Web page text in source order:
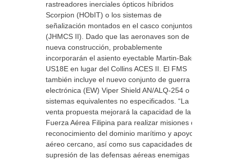
rastreadores inerciales ópticos híbridos
Scorpion (HObIT) o los sistemas de
señalización montados en el casco conjuntos II
(JHMCS II). Dado que las aeronaves son de
nueva construcción, probablemente
incorporarán el asiento eyectable Martin-Baker
US18E en lugar del Collins ACES II. El FMS
también incluye el nuevo conjunto de guerra
electrónica (EW) Viper Shield AN/ALQ-254 o
sistemas equivalentes no especificados. “La
venta propuesta mejorará la capacidad de la
Fuerza Aérea Filipina para realizar misiones de
reconocimiento del dominio marítimo y apoyo
aéreo cercano, así como sus capacidades de
supresión de las defensas aéreas enemigas